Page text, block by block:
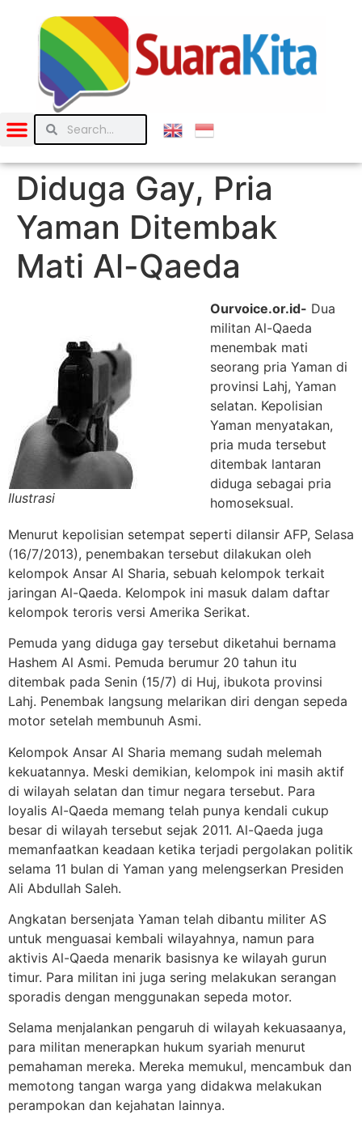
Diduga Gay, Pria
Yaman Ditembak
Mati Al-Qaeda
Ilustrasi
Ourvoice.or.id- Dua
militan Al-Qaeda
menembak mati
seorang pria Yaman di
provinsi Lahj, Yaman
selatan. Kepolisian
Yaman menyatakan,
pria muda tersebut
ditembak lantaran
diduga sebagai pria
homoseksual.
Menurut kepolisian setempat seperti dilansir AFP, Selasa
(16/7/2013), penembakan tersebut dilakukan oleh
kelompok Ansar Al Sharia, sebuah kelompok terkait
jaringan Al-Qaeda. Kelompok ini masuk dalam daftar
kelompok teroris versi Amerika Serikat.
Pemuda yang diduga gay tersebut diketahui bernama
Hashem Al Asmi. Pemuda berumur 20 tahun itu
ditembak pada Senin (15/7) di Huj, ibukota provinsi
Lahj. Penembak langsung melarikan diri dengan sepeda
motor setelah membunuh Asmi.
Kelompok Ansar Al Sharia memang sudah melemah
kekuatannya. Meski demikian, kelompok ini masih aktif
di wilayah selatan dan timur negara tersebut. Para
loyalis Al-Qaeda memang telah punya kendali cukup
besar di wilayah tersebut sejak 2011. Al-Qaeda juga
memanfaatkan keadaan ketika terjadi pergolakan politik
selama 11 bulan di Yaman yang melengserkan Presiden
Ali Abdullah Saleh.
Angkatan bersenjata Yaman telah dibantu militer AS
untuk menguasai kembali wilayahnya, namun para
aktivis Al-Qaeda menarik basisnya ke wilayah gurun
timur. Para militan ini juga sering melakukan serangan
sporadis dengan menggunakan sepeda motor.
Selama menjalankan pengaruh di wilayah kekuasaanya,
para militan menerapkan hukum syariah menurut
pemahaman mereka. Mereka memukul, mencambuk dan
memotong tangan warga yang didakwa melakukan
perampokan dan kejahatan lainnya.